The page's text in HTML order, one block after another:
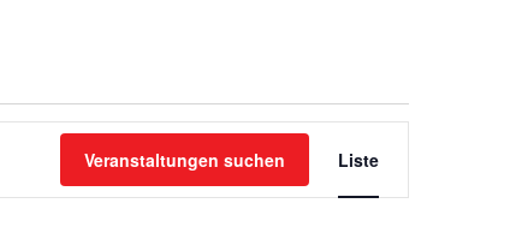
Veranstaltungen suchen ANSICHTEN-
Liste